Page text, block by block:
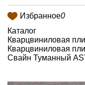
Избранное0
Каталог
Кварцвиниловая
Кварцвиниловая
Свайн Туманный